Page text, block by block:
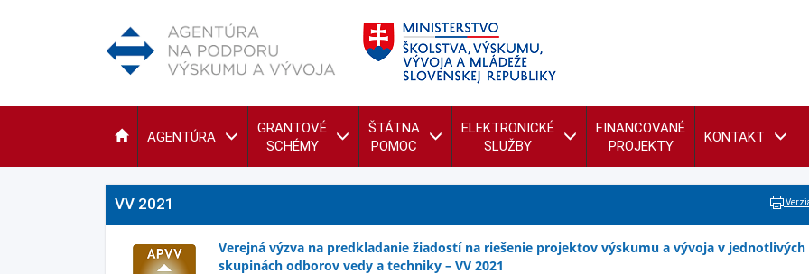
AGENTÚRA
GRANTOVÉ
SCHÉMY
ŠTÁTNA
POMOC
ELEKTRONICKÉ
SLUŽBY
FINANCOVANÉ
PROJEKTY
KONTAKT
VV 2021
Verejná výzva na predkladanie žiadostí na riešenie projektov výskumu a vývoja v jednotlivých
skupinách odborov vedy a techniky – VV 2021